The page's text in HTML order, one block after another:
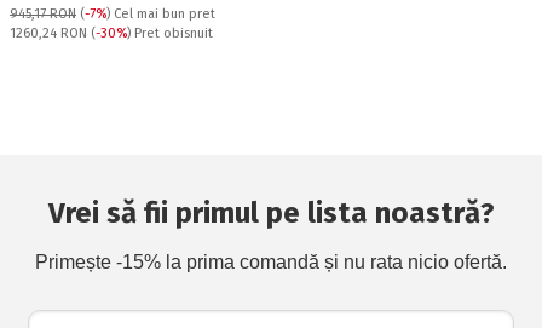
945,17 RON (-7%) Cel mai bun pret
Pret obisnuit:
1260,24 RON (-30%) Pret obisnuit
Vrei să fii primul pe lista noastră?
Primește -15% la prima comandă și nu rata nicio ofertă.